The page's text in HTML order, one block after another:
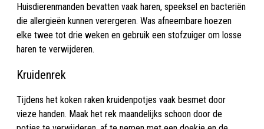
Huisdierenmanden bevatten vaak haren, speeksel en bacteriën
die allergieën kunnen verergeren. Was afneembare hoezen
elke twee tot drie weken en gebruik een stofzuiger om losse
haren te verwijderen.
Kruidenrek
Tijdens het koken raken kruidenpotjes vaak besmet door
vieze handen. Maak het rek maandelijks schoon door de